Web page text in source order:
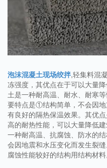
泡沫混凝土现场绞拌,轻集料混
冻强度，其优点在于可以大量
土是一种耐高温、耐水、耐寒
要特点是①结构简单，不会因
有良好的隔热保温效果。其优
高的耐热性能，可以大量降低
一种耐高温、抗腐蚀、防水的
会因地震和水压变化而发生裂
腐蚀性能较好的结构用结构材料